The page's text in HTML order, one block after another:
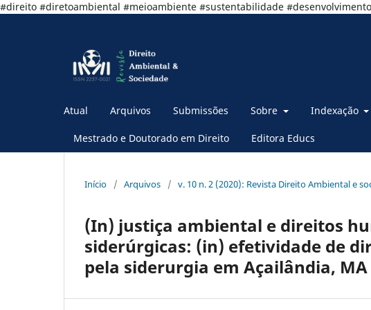
#direito #diretoambiental #meioambiente #sustentabilidade
Atual Arquivos Submissões Sobre Indexação
Mestrado e Doutorado em Direito Editora Educs
Início / Arquivos / v. 10 n. 2 (2020): Revista Direito Ambiental e
(In) justiça ambiental e direitos
siderúrgicas: (in) efetividade de
pela siderurgia em Açailândia, MA